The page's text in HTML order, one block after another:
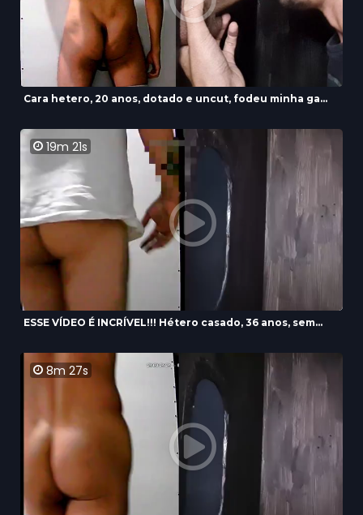
Cara hetero, 20 anos, dotado e uncut, fodeu minha ga...
19m 21s
ESSE VÍDEO É INCRÍVEL!!! Hétero casado, 36 anos, sem...
8m 27s